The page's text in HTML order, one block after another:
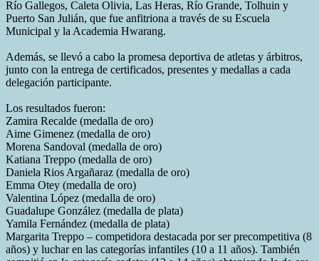
Río Gallegos, Caleta Olivia, Las Heras, Río Grande, Tolhuin y
Puerto San Julián, que fue anfitriona a través de su Escuela
Municipal y la Academia Hwarang.
Además, se llevó a cabo la promesa deportiva de atletas y árbitros,
junto con la entrega de certificados, presentes y medallas a cada
delegación participante.
Los resultados fueron:
Zamira Recalde (medalla de oro)
Aime Gimenez (medalla de oro)
Morena Sandoval (medalla de oro)
Katiana Treppo (medalla de oro)
Daniela Rios Argañaraz (medalla de oro)
Emma Otey (medalla de oro)
Valentina López (medalla de oro)
Guadalupe González (medalla de plata)
Yamila Fernández (medalla de plata)
Margarita Treppo – competidora destacada por ser precompetitiva (8
años) y luchar en las categorías infantiles (10 a 11 años). También